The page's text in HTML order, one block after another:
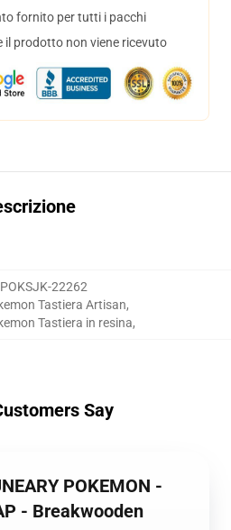
fornito per tutti i pacchi
il prodotto non viene ricevuto
POKSJK-22262
Tastiera Artisan,
Tastiera in resina,
Say
POKEMON -
- Breakwooden